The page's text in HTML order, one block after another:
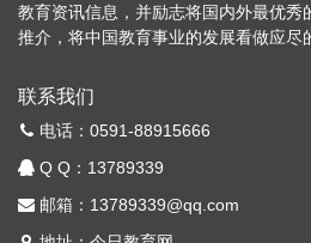
教育资讯信息，并励志将国内外最优秀
推介，将中国教育事业的发展看做应尽
联系我们
电话：0591-88915666
Q Q： 13789339
邮箱：13789339@qq.com